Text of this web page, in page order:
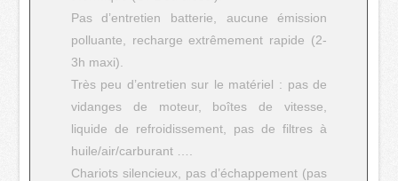
Pas d’entretien batterie, aucune émission
polluante, recharge extrêmement rapide (2-
3h maxi).
Très peu d’entretien sur le matériel : pas de
vidanges de moteur, boîtes de vitesse,
liquide de refroidissement, pas de filtres à
huile/air/carburant ….
Chariots silencieux, pas d’échappement (pas